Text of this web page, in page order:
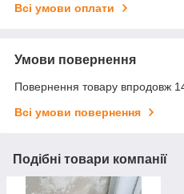
Всі умови оплати
Умови повернення
Повернення товару впродовж
Всі умови повернення
Подібні товари компанії